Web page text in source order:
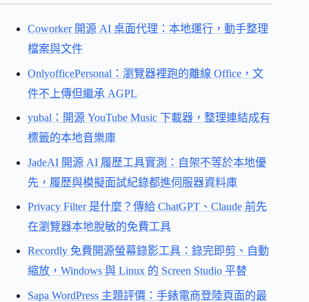
Coworker 開源 AI 桌面代理：本地運行，動手整理
檔案與文件
OnlyofficePersonal：瀏覽器裡跑的離線 Office，文
件不上傳但繼承 AGPL
yubal：開源 YouTube Music 下載器，整理連結成有
標籤的本地音樂庫
JadeAI 開源 AI 履歷工具實測：自架不等於本地優
先，履歷與模擬面試紀錄都進伺服器資料庫
Privacy Filter 是什麼？傳給 ChatGPT、Claude 前先
在瀏覽器本地脫敏的免費工具
Recordly 免費開源螢幕錄影工具：錄完即剪、自動
縮放，Windows 與 Linux 的 Screen Studio 平替
Sapa WordPress 主題評價：手錶電商登陸頁面的最